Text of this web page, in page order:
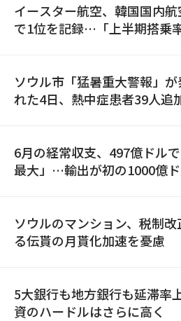
イースター航空、韓国国内
で1位を記録…「上半期搭乗
ソウル市「猛暑重大警報」が
れた4日、熱中症患者39人追
6月の経常収支、497億ドル
最大」…輸出が初の1000億
ソウルのマンション、税制改
る伝貰の月貰化加速を憂慮
5大銀行も地方銀行も延滞率
資のハードルはさらに高く